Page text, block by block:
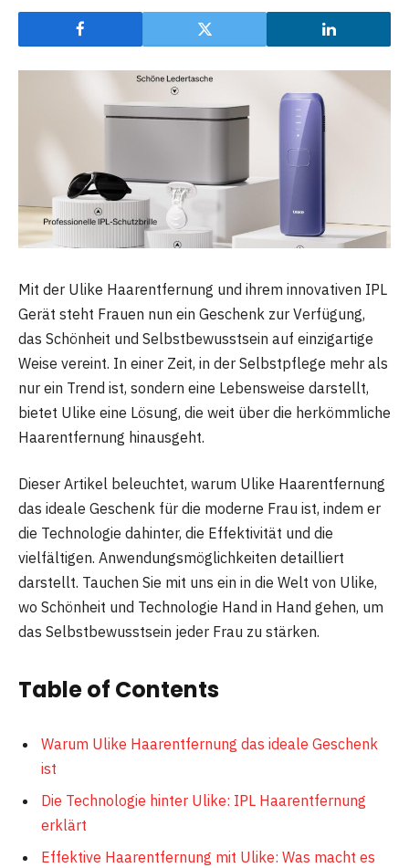
Mit der Ulike Haarentfernung und ihrem innovativen IPL
Gerät steht Frauen nun ein Geschenk zur Verfügung,
das Schönheit und Selbstbewusstsein auf einzigartige
Weise vereint. In einer Zeit, in der Selbstpflege mehr als
nur ein Trend ist, sondern eine Lebensweise darstellt,
bietet Ulike eine Lösung, die weit über die herkömmliche
Haarentfernung hinausgeht.
Dieser Artikel beleuchtet, warum Ulike Haarentfernung
das ideale Geschenk für die moderne Frau ist, indem er
die Technologie dahinter, die Effektivität und die
vielfältigen. Anwendungsmöglichkeiten detailliert
darstellt. Tauchen Sie mit uns ein in die Welt von Ulike,
wo Schönheit und Technologie Hand in Hand gehen, um
das Selbstbewusstsein jeder Frau zu stärken.
Table of Contents
Warum Ulike Haarentfernung das ideale Geschenk
ist
Die Technologie hinter Ulike: IPL Haarentfernung
erklärt
Effektive Haarentfernung mit Ulike: Was macht es